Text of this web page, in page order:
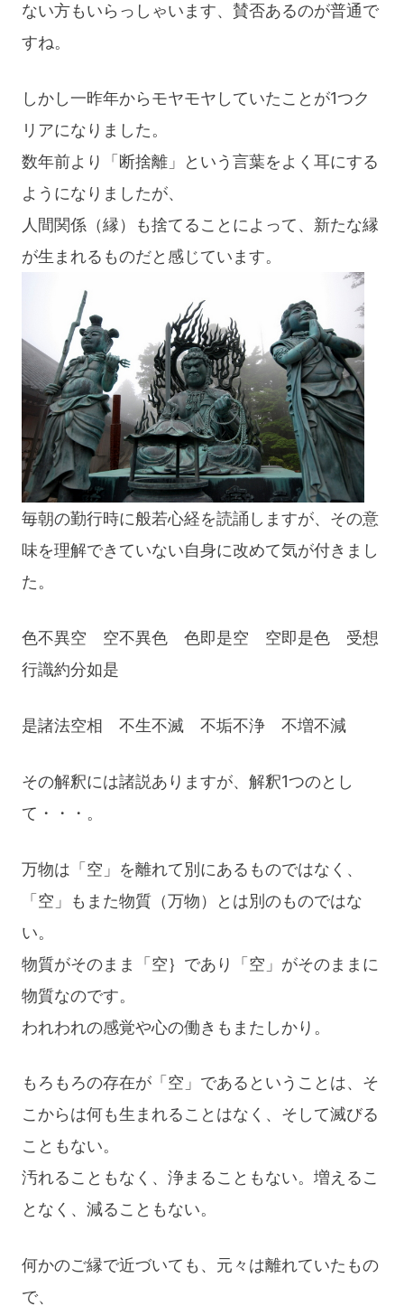
ない方もいらっしゃいます、賛否あるのが普通で
すね。
しかし一昨年からモヤモヤしていたことが1つク
リアになりました。
数年前より「断捨離」という言葉をよく耳にする
ようになりましたが、
人間関係（縁）も捨てることによって、新たな縁
が生まれるものだと感じています。
毎朝の勤行時に般若心経を読誦しますが、その意
味を理解できていない自身に改めて気が付きまし
た。
色不異空 空不異色 色即是空 空即是色 受想
行識約分如是
是諸法空相 不生不滅 不垢不浄 不増不減
その解釈には諸説ありますが、解釈1つのとし
て・・・。
万物は「空」を離れて別にあるものではなく、
「空」もまた物質（万物）とは別のものではな
い。
物質がそのまま「空｝であり「空」がそのままに
物質なのです。
われわれの感覚や心の働きもまたしかり。
もろもろの存在が「空」であるということは、そ
こからは何も生まれることはなく、そして滅びる
こともない。
汚れることもなく、浄まることもない。増えるこ
となく、減ることもない。
何かのご縁で近づいても、元々は離れていたもの
で、